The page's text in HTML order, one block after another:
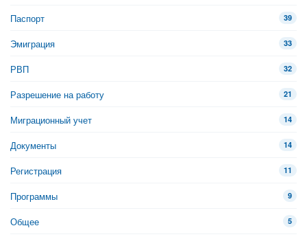
Паспорт 39
Эмиграция 33
РВП 32
Разрешение на работу 21
Миграционный учет 14
Документы 14
Регистрация 11
Программы 9
Общее 5